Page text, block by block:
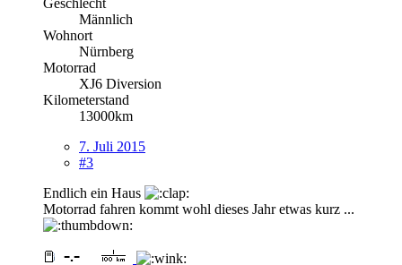
Männlich
Wohnort
Nürnberg
Motorrad
XJ6 Diversion
Kilometerstand
13000km
7. Juli 2015
#3
Endlich ein Haus
Motorrad fahren kommt wohl dieses Jahr etwas kurz ...